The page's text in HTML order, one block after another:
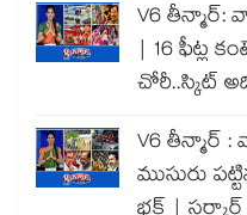
V6 తీన్మార్:
| 16 ఫీట్ల
చోరీ..స్కిట్
V6 తీన్మార్ :
ముసురు